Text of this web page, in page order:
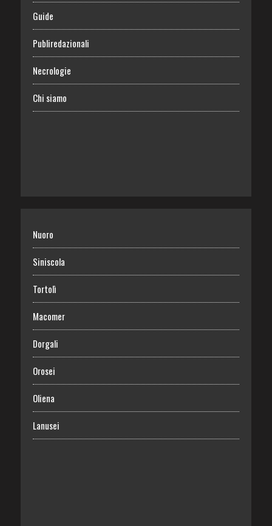
Guide
Publiredazionali
Necrologie
Chi siamo
Nuoro
Siniscola
Tortolì
Macomer
Dorgali
Orosei
Oliena
Lanusei